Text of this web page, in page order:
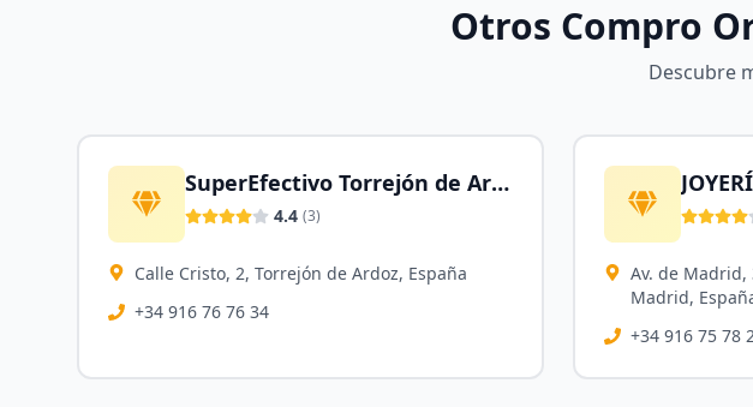
Otros Compro
Descubre
SuperEfectivo Torrejón de Ardoz
4.4 (3)
Calle Cristo, 2, Torrejón de Ardoz, España
+34 916 76 76 34
Av. de Madrid,
Madrid,
+34 916 75 78